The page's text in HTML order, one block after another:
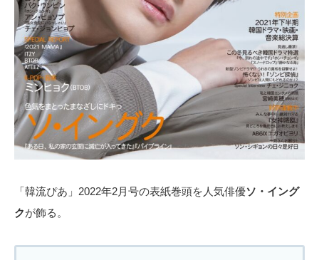
「韓流ぴあ」2022年2月号の表紙巻頭を人気俳優ソ・イング
クが飾る。